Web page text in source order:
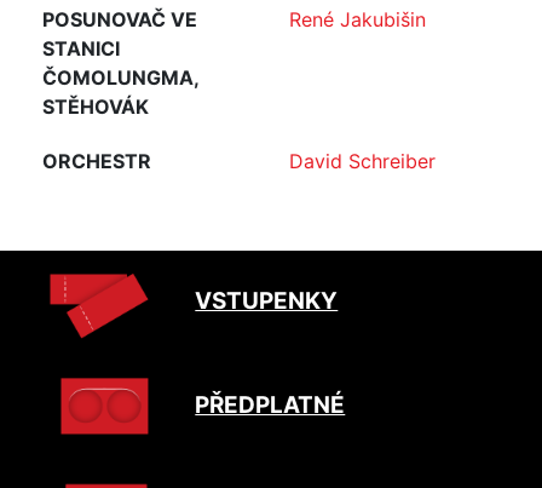
POSUNOVAČ VE
STANICI
ČOMOLUNGMA,
STĚHOVÁK
René Jakubišin
ORCHESTR David Schreiber
VSTUPENKY
PŘEDPLATNÉ